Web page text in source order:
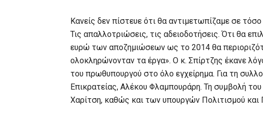
Κανείς δεν πίστευε ότι θα αντιμετωπίζαμε σε
Τις απαλλοτριώσεις, τις αδειοδοτήσεις. Ότι θα
ευρώ των αποζημιώσεων ως το 2014 θα
ολοκληρώνονταν τα έργα». Ο κ. Σπίρτζης έκανε
του πρωθυπουργού στο όλο εγχείρημα. Για τη
Επικρατείας, Αλέκου Φλαμπουράρη. Τη συμβολή
Χαρίτση, καθώς και των υπουργών Πολιτισμού και